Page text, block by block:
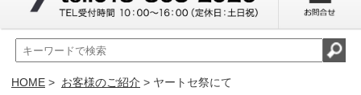
HOME > お客様のご紹介 > ヤートセ祭にて